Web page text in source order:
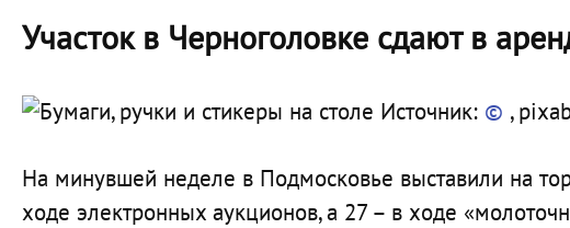
Участок в Черноголовке сдают в
Источник: © ,
На минувшей неделе в Подмосковье выставили на
ходе электронных аукционов, а 27 – в ходе